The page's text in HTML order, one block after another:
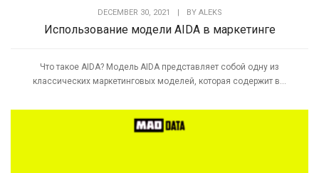
DECEMBER 30, 2021 | BY ALEKS
Использование модели AIDA в маркетинге
Что такое AIDA? Модель AIDA представляет собой одну из
классических маркетинговых моделей, которая содержит в...